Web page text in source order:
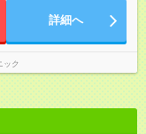
詳細へ
ック